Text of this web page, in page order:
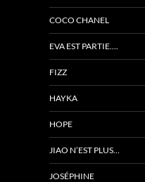
COCO CHANEL
EVA EST PARTIE….
FIZZ
HAYKA
HOPE
JIAO N’EST PLUS…
JOSÉPHINE